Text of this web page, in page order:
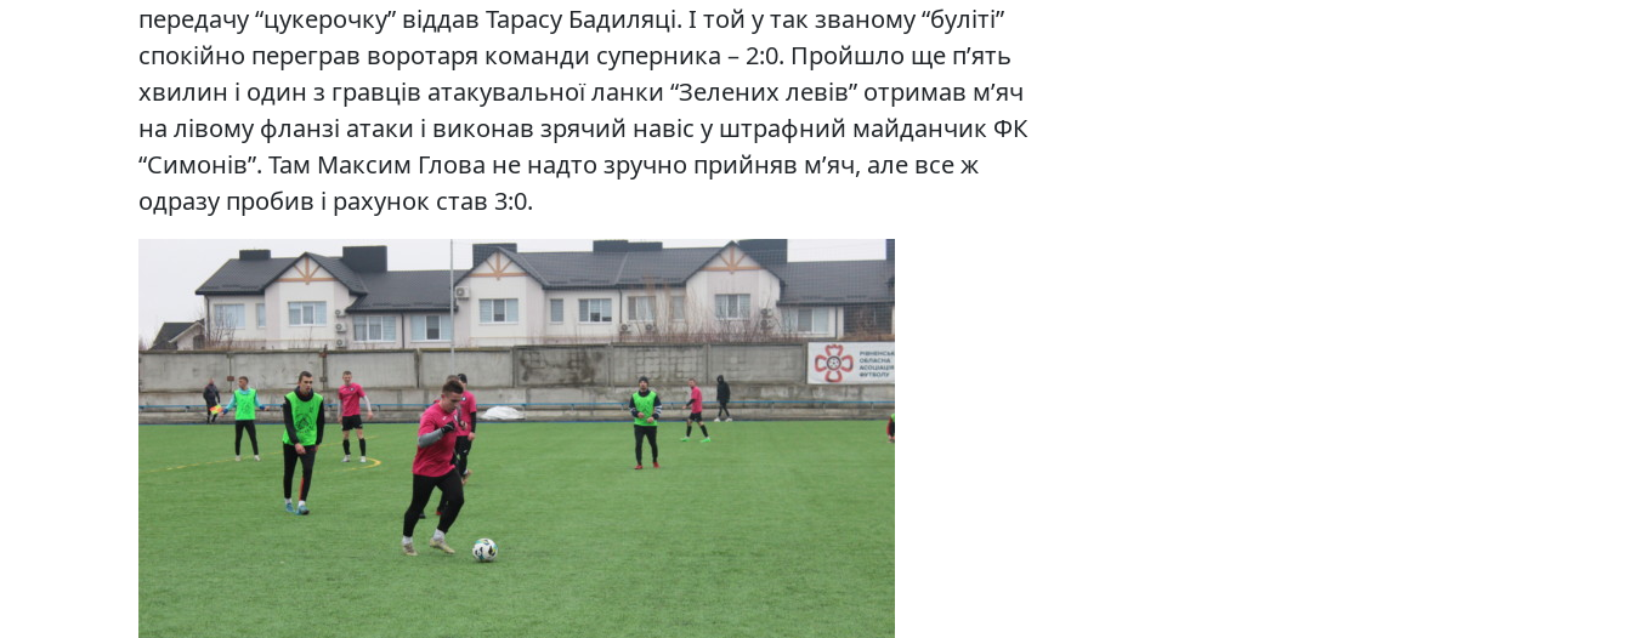
передачу “цукерочку” віддав Тарасу Бадиляці. І той у так званому “буліті”
спокійно переграв воротаря команди суперника – 2:0. Пройшло ще п’ять
хвилин і один з гравців атакувальної ланки “Зелених левів” отримав м’яч
на лівому фланзі атаки і виконав зрячий навіс у штрафний майданчик ФК
“Симонів”. Там Максим Глова не надто зручно прийняв м’яч, але все ж
одразу пробив і рахунок став 3:0.